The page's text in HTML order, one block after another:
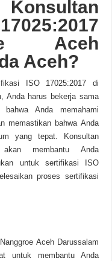
Konsultan
Aceh
Aceh?
ISO 17025:2017 di
Anda harus bekerja sama
Anda memahami
memastikan bahwa Anda
yang tepat. Konsultan
membantu Anda
untuk sertifikasi ISO
proses sertifikasi
Aceh Darussalam
untuk membantu Anda